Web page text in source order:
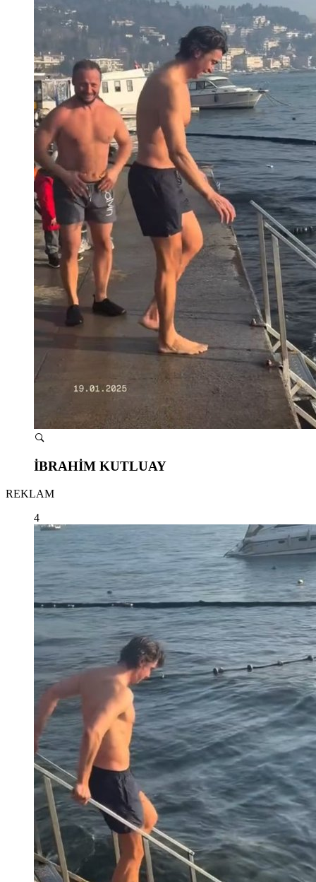
İBRAHİM KUTLUAY
REKLAM
4